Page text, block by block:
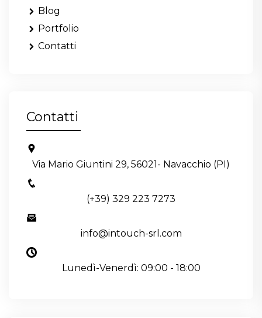
Blog
Portfolio
Contatti
Contatti
Via Mario Giuntini 29, 56021- Navacchio (PI)
(+39) 329 223 7273
info@intouch-srl.com
Lunedì-Venerdì: 09:00 - 18:00